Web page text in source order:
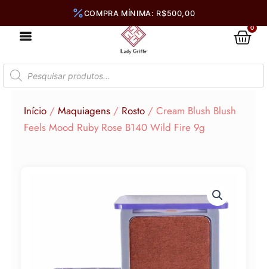
0
Pesquisar
produtos
Início / Maquiagens / Rosto / Cream Blush Blush
Feels Mood Ruby Rose B140 Wild Fire 9g